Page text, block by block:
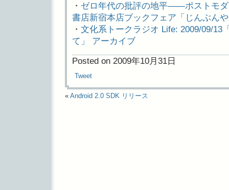
・ ゼロ年代の批評の地平――ポストモ
書店新宿本店ブックフェア「じんぶん
・ 文化系トークラジオ Life: 2009/09/13
て」 アーカイブ
Posted on 2009年10月31日
Tweet
« Android 2.0 SDK リリース